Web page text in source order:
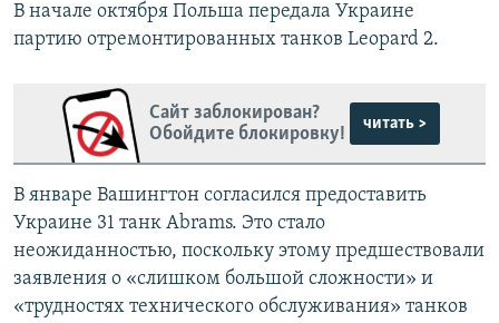
В начале октября Польша передала Украине
партию отремонтированных танков Leopard 2.
Сайт заблокирован?
Обойдите блокировку!
читать >
В январе Вашингтон согласился предоставить
Украине 31 танк Abrams. Это стало
неожиданностью, поскольку этому предшествовали
заявления о «слишком большой сложности» и
«трудностях технического обслуживания» танков